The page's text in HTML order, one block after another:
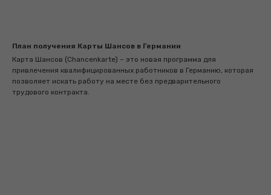
План получения Карты Шансов в Германии
Карта Шансов (Chancenkarte) – это новая программа для
привлечения квалифицированных работников в Германию, которая
позволяет искать работу на месте без предварительного
трудового контракта.